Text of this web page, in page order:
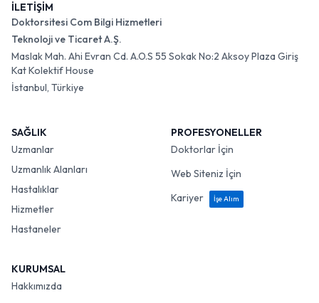
İLETİŞİM
Doktorsitesi Com Bilgi Hizmetleri
Teknoloji ve Ticaret A.Ş.
Maslak Mah. Ahi Evran Cd. A.O.S 55 Sokak No:2 Aksoy Plaza Giriş
Kat Kolektif House
İstanbul, Türkiye
SAĞLIK
Uzmanlar
Uzmanlık Alanları
Hastalıklar
Hizmetler
Hastaneler
PROFESYONELLER
Doktorlar İçin
Web Siteniz İçin
Kariyer
İşe Alım
KURUMSAL
Hakkımızda